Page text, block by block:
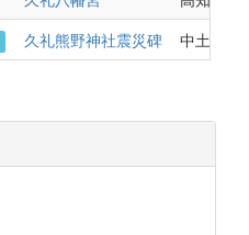
久礼熊野神社震災碑 中土佐町